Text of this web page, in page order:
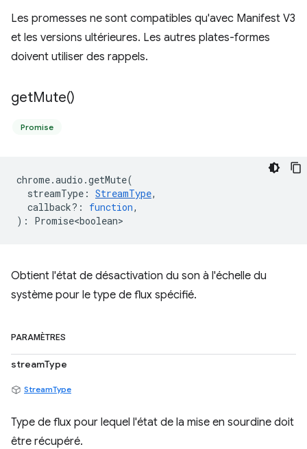
Les promesses ne sont compatibles qu'avec Manifest V3
et les versions ultérieures. Les autres plates-formes
doivent utiliser des rappels.
getMute()
Promise
chrome.audio .getMute(
streamType : StreamType,
callback? : function,
) : Promise<boolean>
Obtient l'état de désactivation du son à l'échelle du
système pour le type de flux spécifié.
PARAMÈTRES
streamType
StreamType
Type de flux pour lequel l'état de la mise en sourdine doit
être récupéré.